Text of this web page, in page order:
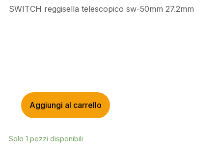
SWITCH reggisella telescopico sw-50mm 27.2mm
SWITCH
REGGISELLA
SW-
Aggiungi al carrello
Solo 1 pezzi disponibili